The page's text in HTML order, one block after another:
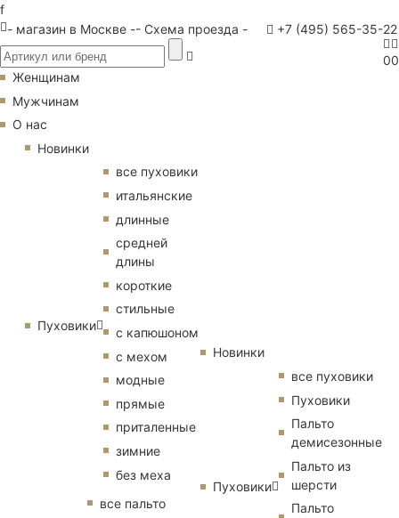
f
- магазин в Москве -- Схема проезда - +7 (495) 565-35-22
00
Женщинам
Мужчинам
О нас
Новинки
Пуховики
все пуховики
итальянские
длинные
средней
длины
короткие
стильные
с капюшоном
с мехом
модные
прямые
приталенные
зимние
без меха
все пальто
Новинки
Пуховики
все пуховики
Пуховики
Пальто
демисезонные
Пальто из
шерсти
Пальто